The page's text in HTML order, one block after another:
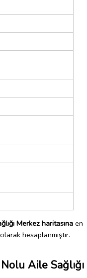
Merkez haritasına en
hesaplanmıştır.
Aile Sağlığı